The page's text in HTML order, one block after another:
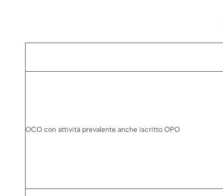
OCO con attività prevalente anche iscritto OPO